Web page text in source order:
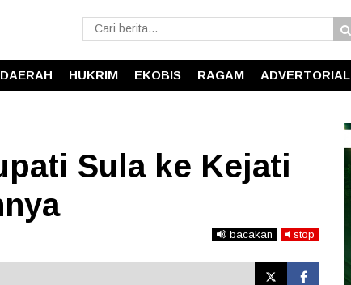
DAERAH HUKRIM EKOBIS RAGAM ADVERTORIAL
Sula ke Kejati
bacakan stop